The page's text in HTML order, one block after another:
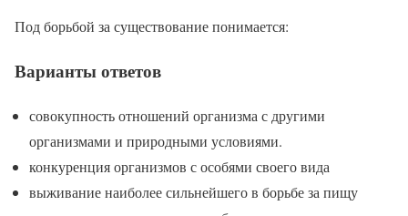
Под борьбой за существование понимается:
Варианты ответов
совокупность отношений организма с другими
организмами и природными условиями.
конкуренция организмов с особями своего вида
выживание наиболее сильнейшего в борьбе за пищу